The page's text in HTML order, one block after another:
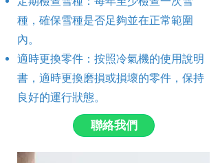
種，確保雪種是否足夠並在正常範圍
內。
適時更換零件：按照冷氣機的使用說明
書，適時更換磨損或損壞的零件，保持
良好的運行狀態。
聯絡我們